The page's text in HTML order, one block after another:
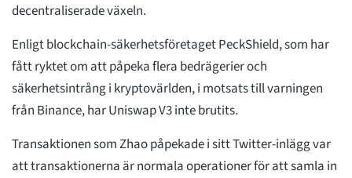
decentraliserade växeln.
Enligt blockchain-säkerhetsföretaget PeckShield, som har
fått ryktet om att påpeka flera bedrägerier och
säkerhetsintrång i kryptovärlden, i motsats till varningen
från Binance, har Uniswap V3 inte brutits.
Transaktionen som Zhao påpekade i sitt Twitter-inlägg var
att transaktionerna är normala operationer för att samla in